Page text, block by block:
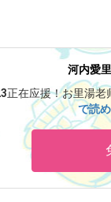
河内愛
正在应援！お里湯老
で読め